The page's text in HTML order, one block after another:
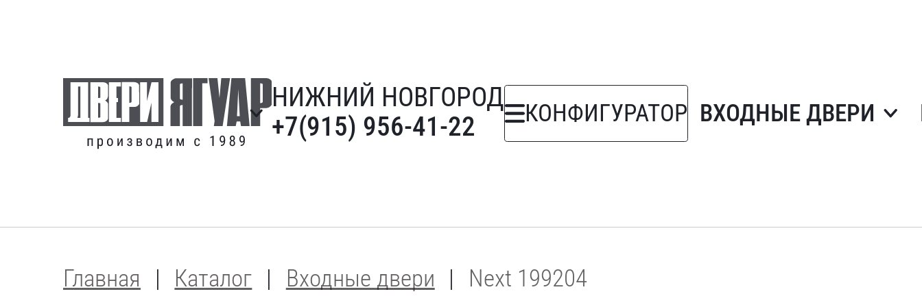
НИЖНИЙ НОВГОРОД
+7(915) 956-41-22
КОНФИГУРАТОР ВХОДНЫЕ ДВЕРИ
Главная Каталог Входные двери Next 199204